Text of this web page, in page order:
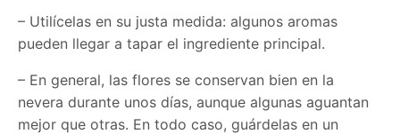
– Utilícelas en su justa medida: algunos aromas
pueden llegar a tapar el ingrediente principal.
– En general, las flores se conservan bien en la
nevera durante unos días, aunque algunas aguantan
mejor que otras. En todo caso, guárdelas en un